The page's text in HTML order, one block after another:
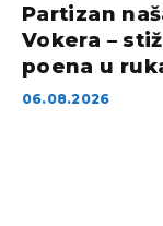
Partizan
Vokera –
poena u
06.08.2026